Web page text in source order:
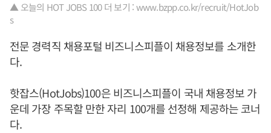
▲ 오늘의 HOT JOBS 100 더 보기 : www.bzpp.co.kr/recruit/HotJob
s
전문 경력직 채용포털 비즈니스피플이 채용정보를 소개한
다.
핫잡스(HotJobs)100은 비즈니스피플이 국내 채용정보 가
운데 가장 주목할 만한 자리 100개를 선정해 제공하는 코너
다.